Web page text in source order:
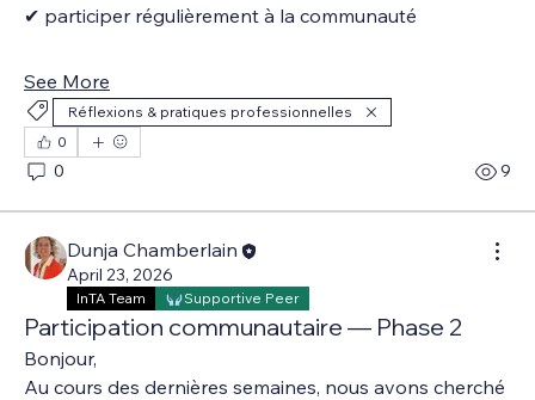
✔ participer régulièrement à la communauté
See More
Réflexions & pratiques professionnelles
0
0 9
Dunja Chamberlain
April 23, 2026
InTA Team Supportive Peer
Participation communautaire — Phase 2
Bonjour,
Au cours des dernières semaines, nous avons cherché